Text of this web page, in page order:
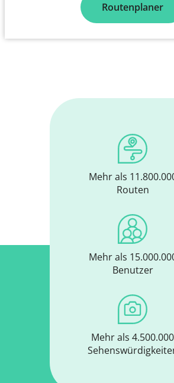
Routenplaner
Mehr als
Routen
Mehr als
Benutzer
Mehr als 4.500.000